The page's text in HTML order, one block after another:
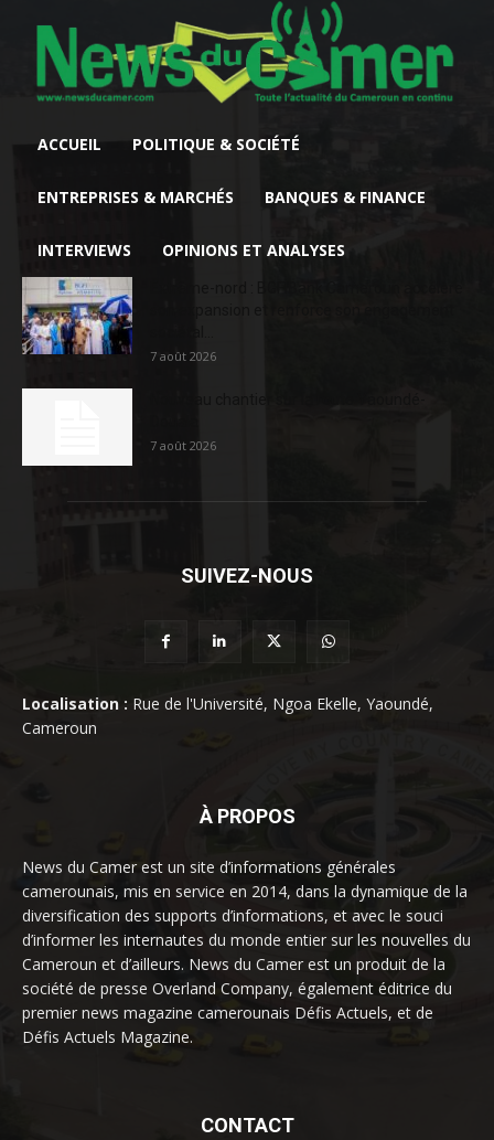
ACCUEIL POLITIQUE & SOCIÉTÉ
ENTREPRISES & MARCHÉS BANQUES & FINANCE
INTERVIEWS OPINIONS ET ANALYSES
7 août 2026
7 août 2026
SUIVEZ-NOUS
Localisation : Rue de l'Université, Ngoa Ekelle, Yaoundé,
Cameroun
À PROPOS
News du Camer est un site d’informations générales
camerounais, mis en service en 2014, dans la dynamique de la
diversification des supports d’informations, et avec le souci
d’informer les internautes du monde entier sur les nouvelles du
Cameroun et d’ailleurs. News du Camer est un produit de la
société de presse Overland Company, également éditrice du
premier news magazine camerounais Défis Actuels, et de
Défis Actuels Magazine.
CONTACT